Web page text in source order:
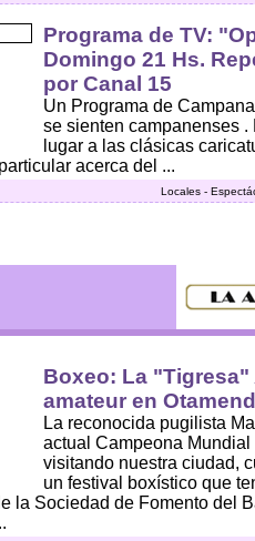
Programa de TV:
Domingo 21 Hs.
por Canal 15
Un Programa de
se sienten campanenses
lugar a las clásicas
acerca del ...
Locales -
Boxeo: La
amateur en
La reconocida pugilista
actual Campeona
visitando nuestra ciudad,
un festival boxístico que
la Sociedad de Fomento del